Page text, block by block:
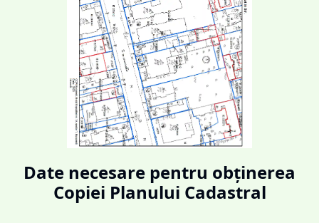
Date necesare pentru obținerea
Copiei Planului Cadastral